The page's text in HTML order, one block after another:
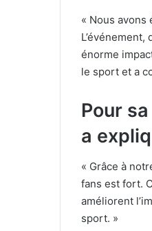
« Nous avons
énorme
le sport et a
Pour
a
« Grâce à
fans est fort.
améliorent
sport. »